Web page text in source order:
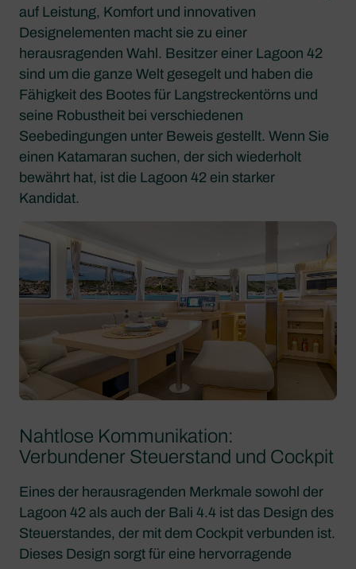
auf Leistung, Komfort und innovativen
Designelementen macht sie zu einer
herausragenden Wahl. Besitzer einer Lagoon 42
sind um die ganze Welt gesegelt und haben die
Fähigkeit des Bootes für Langstreckentörns und
seine Robustheit bei verschiedenen
Seebedingungen unter Beweis gestellt. Wenn Sie
einen Katamaran suchen, der sich wiederholt
bewährt hat, ist die Lagoon 42 ein starker
Kandidat.
Nahtlose Kommunikation:
Verbundener Steuerstand und Cockpit
Eines der herausragenden Merkmale sowohl der
Lagoon 42 als auch der Bali 4.4 ist das Design des
Steuerstandes, der mit dem Cockpit verbunden ist.
Dieses Design sorgt für eine hervorragende